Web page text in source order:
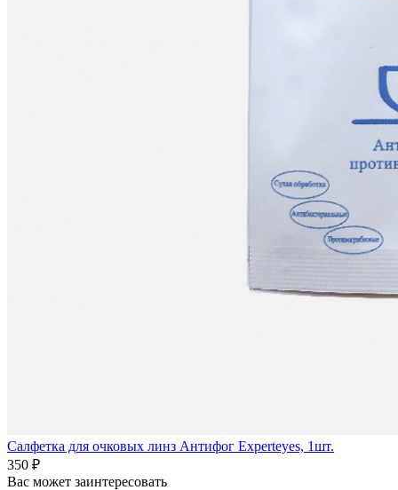
Салфетка для очковых линз Антифог Experteyes, 1шт.
350 ₽
Вас может заинтересовать